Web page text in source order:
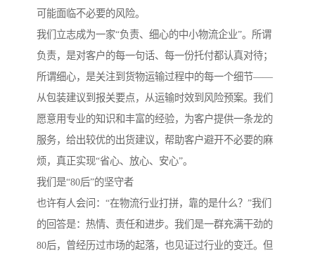
可能面临不必要的风险。
我们立志成为一家“负责、细心的中小物流企业”。所谓
负责，是对客户的每一句话、每一份托付都认真对待；
所谓细心，是关注到货物运输过程中的每一个细节——
从包装建议到报关要点，从运输时效到风险预案。我们
愿意用专业的知识和丰富的经验，为客户提供一条龙的
服务，给出较优的出货建议，帮助客户避开不必要的麻
烦，真正实现“省心、放心、安心”。
我们是“80后”的坚守者
也许有人会问：“在物流行业打拼，靠的是什么？”我们
的回答是：热情、责任和进步。我们是一群充满干劲的
80后，曾经历过市场的起落，也见证过行业的变迁。但